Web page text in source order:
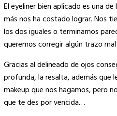
Link
El eyeliner bien aplicado es una
más nos ha costado lograr. Nos
los dos iguales o terminamos
queremos corregir algún trazo
Gracias al delineado de ojos
profunda, la resalta, además que
makeup que nos hagamos, pero
que te des por vencida…